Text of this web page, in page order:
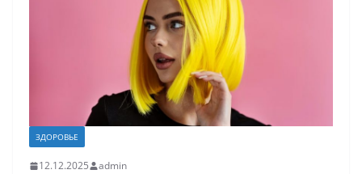
ЗДОРОВЬЕ
12.12.2025 admin